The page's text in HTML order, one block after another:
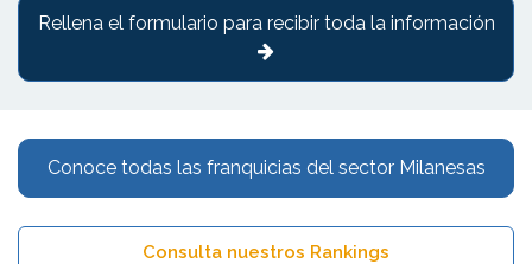
Conoce todas las franquicias del sector Milanesas
Consulta nuestros Rankings